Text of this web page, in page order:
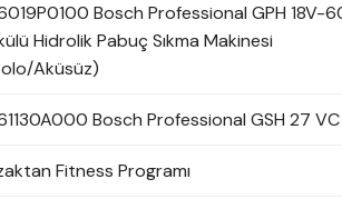
Bosch Professional GPH 18V-
Hidrolik Pabuç Sıkma Makinesi
Aküsüz)
Bosch Professional GSH 27 VC
Fitness Programı